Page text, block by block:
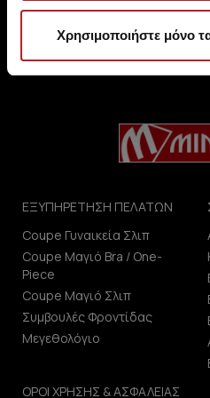
Χρησιμοποιήστε μόνο
μεγέθους στα προϊόντα με
ΕΞΥΠΗΡΕΤΗΣΗ ΠΕΛΑΤΩΝ
Coupe Γυναικεία Σλιπ
Coupe Μαγιό Bra / One-
Piece
Coupe Μαγιό Σλιπ
Συμβουλές Φροντίδας
Μεγεθολόγιο
ΟΡΟΙ ΧΡΗΣΗΣ & ΑΣΦΑΛΕΙΑΣ